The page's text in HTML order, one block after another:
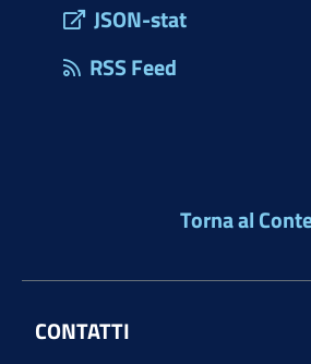
JSON-stat
RSS Feed
Torna al
CONTATTI